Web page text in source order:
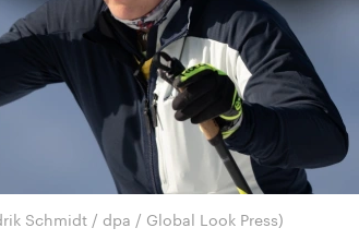
Schmidt / dpa / Global Look Press)